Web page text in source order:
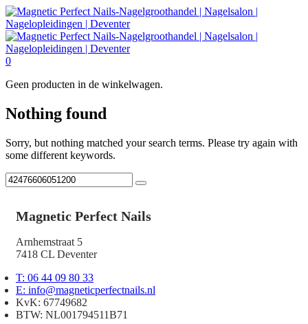
0
Geen producten in de winkelwagen.
Nothing found
Sorry, but nothing matched your search terms. Please try again with
some different keywords.
Magnetic Perfect Nails
Arnhemstraat 5
7418 CL Deventer
T: 06 44 09 80 33
E: info@magneticperfectnails.nl
KvK: 67749682
BTW: NL001794511B71